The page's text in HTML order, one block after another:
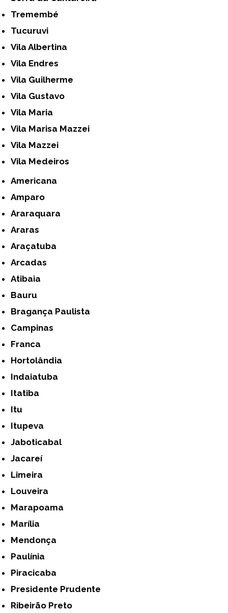
Tremembé
Tucuruvi
Vila Albertina
Vila Endres
Vila Guilherme
Vila Gustavo
Vila Maria
Vila Marisa Mazzei
Vila Mazzei
Vila Medeiros
Americana
Amparo
Araraquara
Araras
Araçatuba
Arcadas
Atibaia
Bauru
Bragança Paulista
Campinas
Franca
Hortolândia
Indaiatuba
Itatiba
Itu
Itupeva
Jaboticabal
Jacareí
Limeira
Louveira
Marapoama
Marília
Mendonça
Paulínia
Piracicaba
Presidente Prudente
Ribeirão Preto